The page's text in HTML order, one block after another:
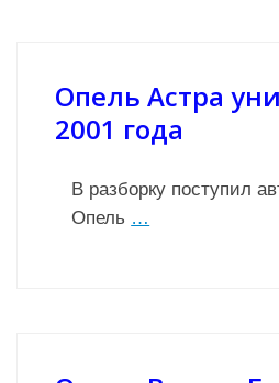
Опель Астра
2001 года
В разборку поступил
Опель …